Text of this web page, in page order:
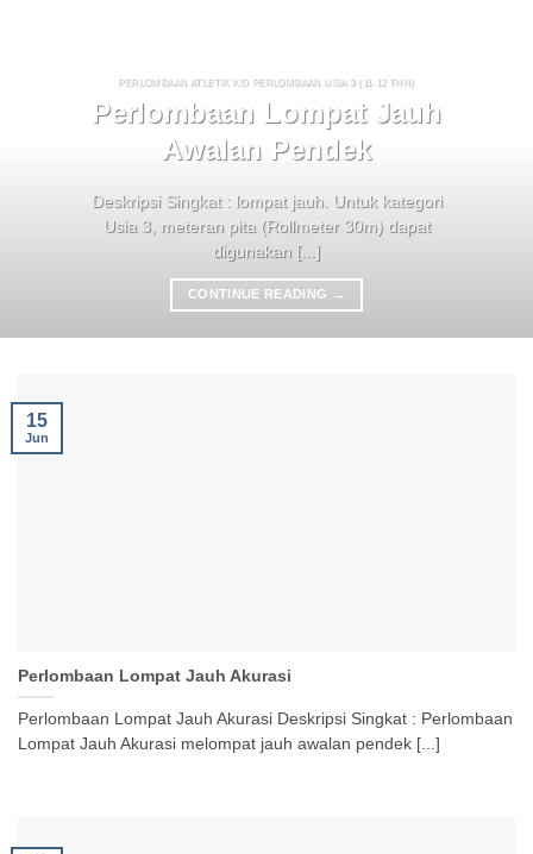
PERLOMBAAN ATLETIK KID PERLOMBAAN USIA 3 (11-12 THN)
Perlombaan Lompat Jauh
Awalan Pendek
Deskripsi Singkat : lompat jauh. Untuk kategori
Usia 3, meteran pita (Rollmeter 30m) dapat
digunakan [...]
CONTINUE READING →
Perlombaan Lompat Jauh Akurasi
Perlombaan Lompat Jauh Akurasi Deskripsi Singkat : Perlombaan
Lompat Jauh Akurasi melompat jauh awalan pendek [...]
15
Jun